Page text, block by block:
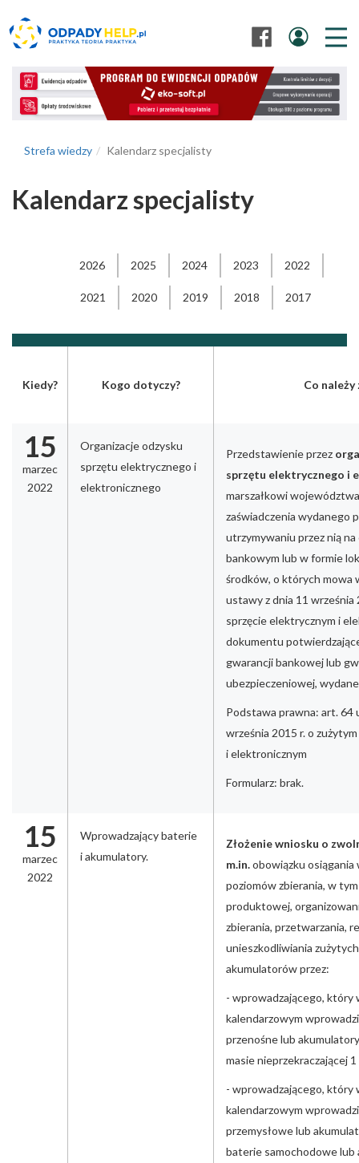
Strefa wiedzy Kalendarz specjalisty
Kalendarz specjalisty
2026 2025 2024 2023 2022
2021 2020 2019 2018 2017
Kiedy? Kogo dotyczy? Co należy
15
marzec
2022
Organizacje odzysku
sprzętu elektrycznego i
elektronicznego
Przedstawienie przez
sprzętu elektrycznego i
marszałkowi
zaświadczenia wydanego
utrzymywaniu przez nią
bankowym lub w formie
środków, o których mowa
ustawy z dnia 11 września
sprzęcie elektrycznym i
dokumentu
gwarancji bankowej lub
ubezpieczeniowej,
Podstawa prawna: art. 64
września 2015 r. o
i elektronicznym
Formularz: brak.
15
marzec
2022
Wprowadzający baterie
i akumulatory.
Złożenie wniosku o
m.in.obowiązku osiągania
poziomów zbierania, w
produktowej,
zbierania, przetwarzania,
unieszkodliwiania
akumulatorów przez:
- wprowadzającego, który
kalendarzowym
przenośne lub
masie nieprzekraczającej
- wprowadzającego, który
kalendarzowym
przemysłowe lub
baterie samochodowe lub